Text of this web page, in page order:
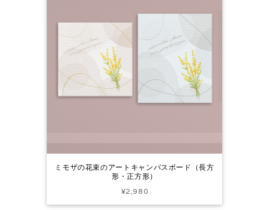
ミモザの花束のアートキャンバスボード（長方
形・正方形）
¥2,980